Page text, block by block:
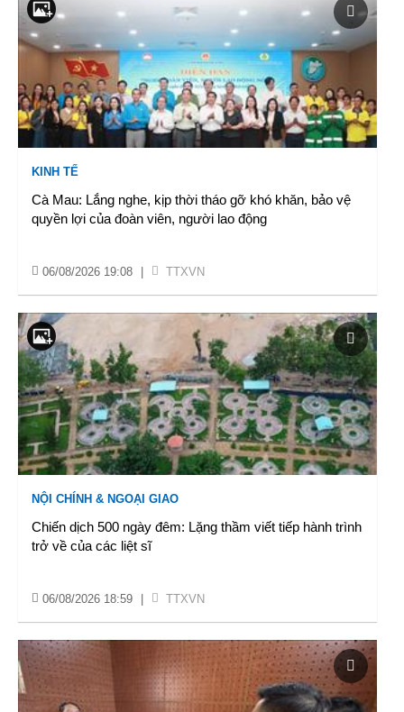
KINH TẾ
Cà Mau: Lắng nghe, kịp thời tháo gỡ khó khăn, bảo vệ
quyền lợi của đoàn viên, người lao động
06/08/2026 19:08 TTXVN
NỘI CHÍNH & NGOẠI GIAO
Chiến dịch 500 ngày đêm: Lặng thầm viết tiếp hành trình
trở về của các liệt sĩ
06/08/2026 18:59 TTXVN